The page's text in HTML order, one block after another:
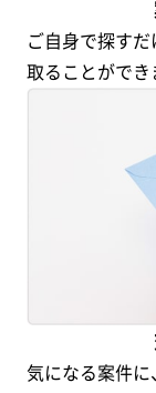
ご自身で探す
取ることができ
気になる案件